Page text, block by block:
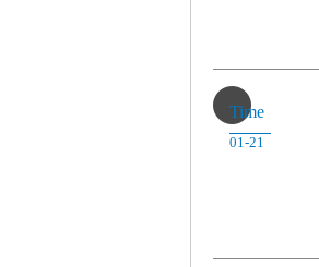
Time
01-21